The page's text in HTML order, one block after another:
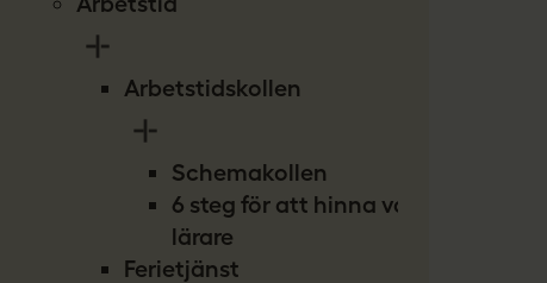
Arbetstidskollen
Schemakollen
6 steg för att hinna vara
lärare
Ferietjänst